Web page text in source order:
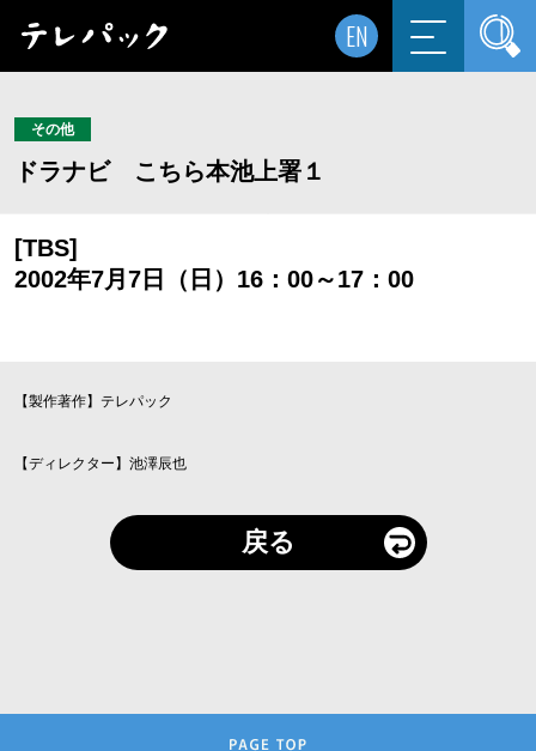
EN
その他
ドラナビ こちら本池上署１
[TBS]
2002年7月7日（日）16：00～17：00
【製作著作】テレパック
【ディレクター】池澤辰也
戻る